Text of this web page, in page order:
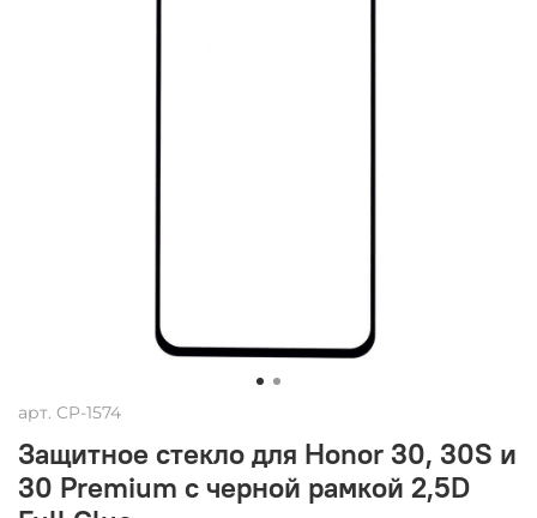
арт. CP-1574
Защитное стекло для Honor 30, 30S и
30 Premium с черной рамкой 2,5D